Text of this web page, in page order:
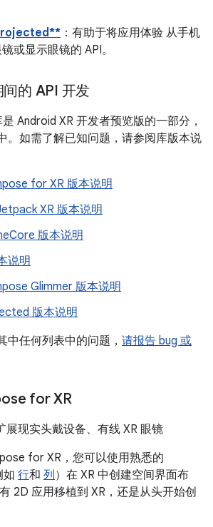
：有助于将应用体验 从手机
或显示眼镜的 API。
的 API 开发
Android XR 开发者预览版的一部分，
。如需了解已知问题，请参阅库版本说
for XR 版本说明
XR 版本说明
版本说明
说明
Glimmer 版本说明
版本说明
中任何列表中的问题， 请报告 bug 或
for XR
展现实头戴设备、有线 XR 眼镜
for XR，您可以使用熟悉的
如 行和 列）在 XR 中创建空间界面布
2D 应用移植到 XR，还是从头开始创